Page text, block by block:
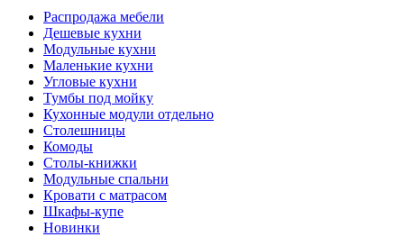
Распродажа мебели
Дешевые кухни
Модульные кухни
Маленькие кухни
Угловые кухни
Тумбы под мойку
Кухонные модули отдельно
Столешницы
Комоды
Столы-книжки
Модульные спальни
Кровати с матрасом
Шкафы-купе
Новинки